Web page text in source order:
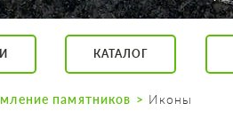
Екатеринбург, Щорса, 56
Суббота с 11:00 до 17:00
КАТАЛОГ
памятников Иконы